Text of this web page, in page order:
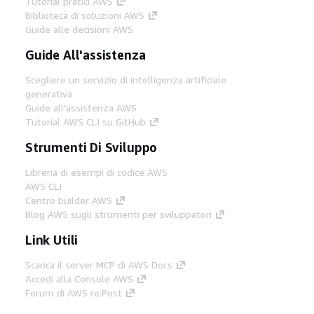
Biblioteca di soluzioni AWS
Guide alle decisioni AWS
Guide All'assistenza
Scegliere un servizio di intelligenza artificiale
generativa
Guide all'assistenza AWS
Tutorial AWS CLI su GitHub
Strumenti Di Sviluppo
Libreria di esempi di codice AWS
AWS CLI
Centro builder AWS
Blog AWS sugli strumenti per sviluppatori
Link Utili
Scarica il server MCP di AWS Docs
Accedi alla Console AWS
Forum di AWS re:Post